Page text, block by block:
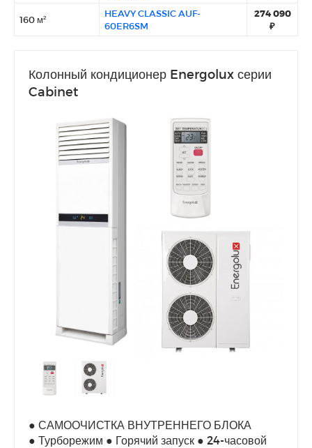
160 м²
HEAVY CLASSIC AUF-
60ER6SM
274 090
₽
Колонный кондиционер Energolux серии
Cabinet
● САМООЧИСТКА ВНУТРЕННЕГО БЛОКА
● Турборежим ● Горячий запуск ● 24-часовой